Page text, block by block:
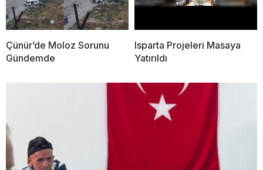
Çünür’de Moloz Sorunu
Gündemde
Isparta Projeleri Masaya
Yatırıldı